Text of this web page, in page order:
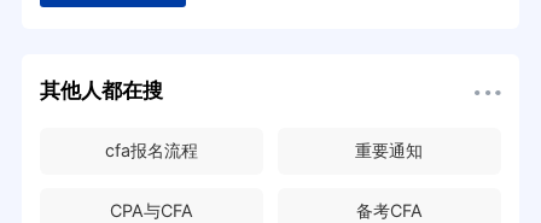
其他人都在搜
cfa报名流程 重要通知
CPA与CFA 备考CFA